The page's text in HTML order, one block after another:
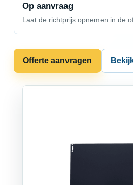
Op aanvraag
Laat de richtprijs opnemen in de
Offerte aanvragen